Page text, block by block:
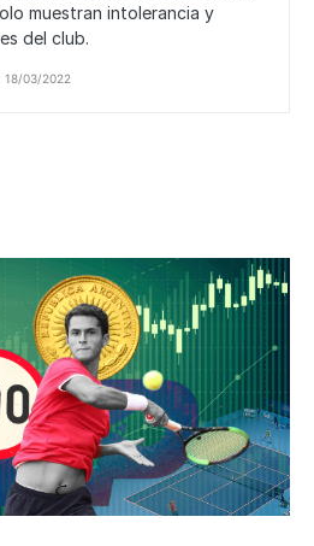
muestran intolerancia y
del club.
18/03/2022